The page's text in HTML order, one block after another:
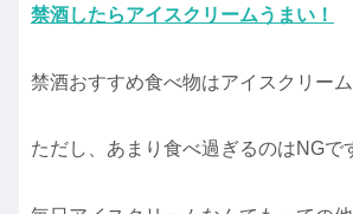
禁酒したらアイスクリームうまい！
禁酒おすすめ食べ物はアイスクリーム
ただし、あまり食べ過ぎるのはNGで